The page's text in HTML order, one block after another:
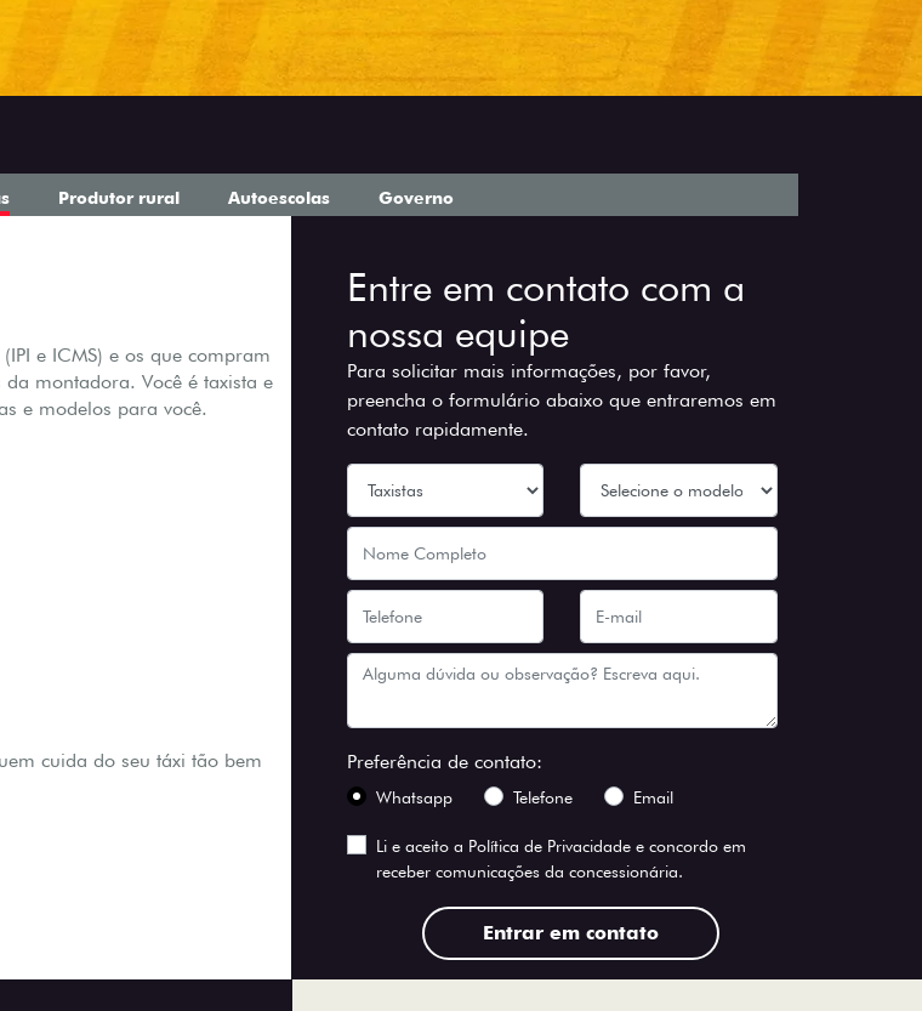
Produtor rural Autoescolas Governo
e ICMS) e os que compram
montadora. Você é taxista e
e modelos para você.
cuida do seu táxi tão bem
Entre em contato com a
nossa equipe
Para solicitar mais informações, por favor,
preencha o formulário abaixo que entraremos em
contato rapidamente.
Preferência de contato:
Whatsapp Telefone Email
Li e aceito a Política de Privacidadee concordo em
receber comunicações da concessionária.
Entrar em contato